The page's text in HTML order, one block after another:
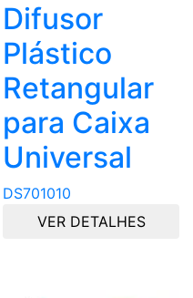
Difusor
Plástico
Retangular
para Caixa
Universal
DS701010
VER DETALHES